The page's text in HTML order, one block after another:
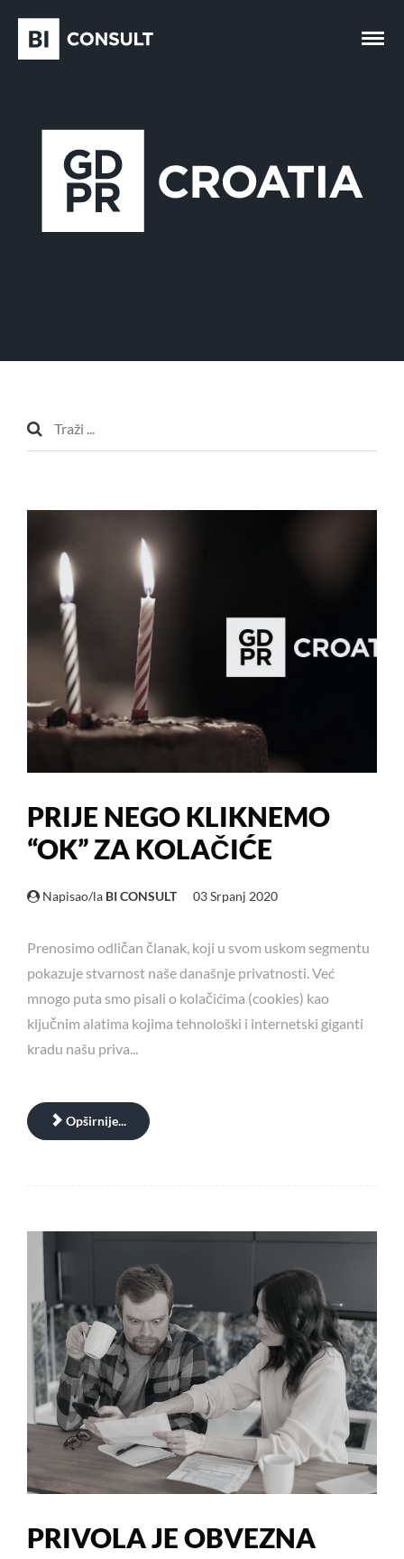
PRIJE NEGO KLIKNEMO
“OK” ZA KOLAČIĆE
Napisao/la BI CONSULT 03 Srpanj 2020
Prenosimo odličan članak, koji u svom uskom segmentu
pokazuje stvarnost naše današnje privatnosti. Već
mnogo puta smo pisali o kolačićima (cookies) kao
ključnim alatima kojima tehnološki i internetski giganti
kradu našu priva...
Opširnije...
PRIVOLA JE OBVEZNA